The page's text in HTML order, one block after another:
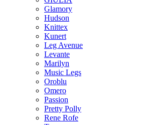
Glamory
Hudson
Knittex
Kunert
Leg Avenue
Levante
Marilyn
Music Legs
Oroblu
Omero
Passion
Pretty Polly
Rene Rofe